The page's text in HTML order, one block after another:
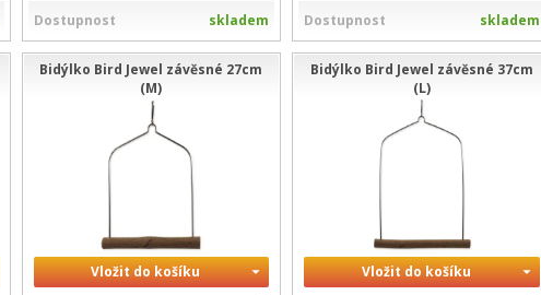
Dostupnost skladem Dostupnost skladem
Bidýlko Bird Jewel závěsné 27cm
(M)
Vložit do košíku
Bidýlko Bird Jewel závěsné 37cm
(L)
Vložit do košíku